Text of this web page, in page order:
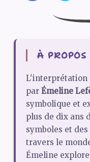
À
L'interprétation
par Émeline
symbolique et
plus de dix ans
symboles et
travers le
Émeline